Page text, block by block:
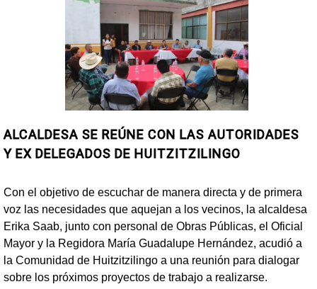
ALCALDESA SE REÚNE CON LAS AUTORIDADES
Y EX DELEGADOS DE HUITZITZILINGO
Con el objetivo de escuchar de manera directa y de primera
voz las necesidades que aquejan a los vecinos, la alcaldesa
Erika Saab, junto con personal de Obras Públicas, el Oficial
Mayor y la Regidora María Guadalupe Hernández, acudió a
la Comunidad de Huitzitzilingo a una reunión para dialogar
sobre los próximos proyectos de trabajo a realizarse.